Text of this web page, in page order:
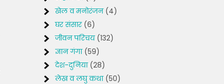
खेल व मनोरंजन(4)
घर संसार(6)
जीवन परिचय(132)
ज्ञान गंगा(59)
देश-दुनिया(28)
लेख व लघु कथा(50)